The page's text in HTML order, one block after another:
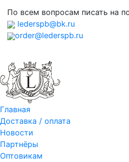
По всем вопросам писать на
lederspb@bk.ru
order@lederspb.ru
Главная
Доставка / оплата
Новости
Партнёры
Оптовикам